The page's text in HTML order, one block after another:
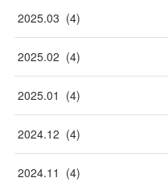
2025.03 (4)
2025.02 (4)
2025.01 (4)
2024.12 (4)
2024.11 (4)